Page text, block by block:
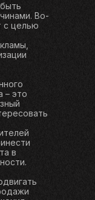
Во-
с целью
– это
в